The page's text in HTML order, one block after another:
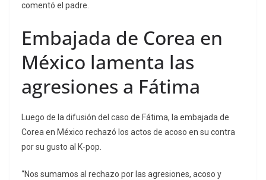
comentó el padre.
Embajada de Corea en
México lamenta las
agresiones a Fátima
Luego de la difusión del caso de Fátima, la embajada de
Corea en México rechazó los actos de acoso en su contra
por su gusto al K-pop.
“Nos sumamos al rechazo por las agresiones, acoso y